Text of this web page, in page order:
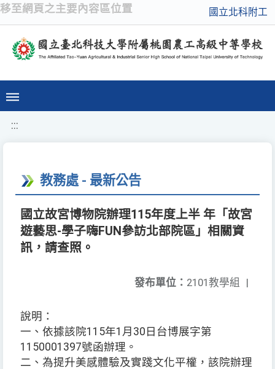
移至網頁之主要內容區位置 國立北科附工
:::
教務處 - 最新公告
國立故宮博物院辦理115年度上半 年「故宮
遊藝思-學子嗨FUN參訪北部院區」相關資
訊，請查照。
發布單位： 2101教學組 |
說明：
一、依據該院115年1月30日台博展字第
1150001397號函辦理。
二、為提升美感體驗及實踐文化平權，該院辦理